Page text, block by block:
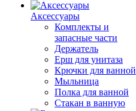
Аксессуары
Комплекты и
запасные части
Держатель
Ерш для унитаза
Крючки для ванной
Мыльница
Полка для ванной
Стакан в ванную